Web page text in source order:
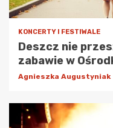
KONCERTY I FESTIWALE
Deszcz nie
zabawie w
Agnieszka Augustyniak